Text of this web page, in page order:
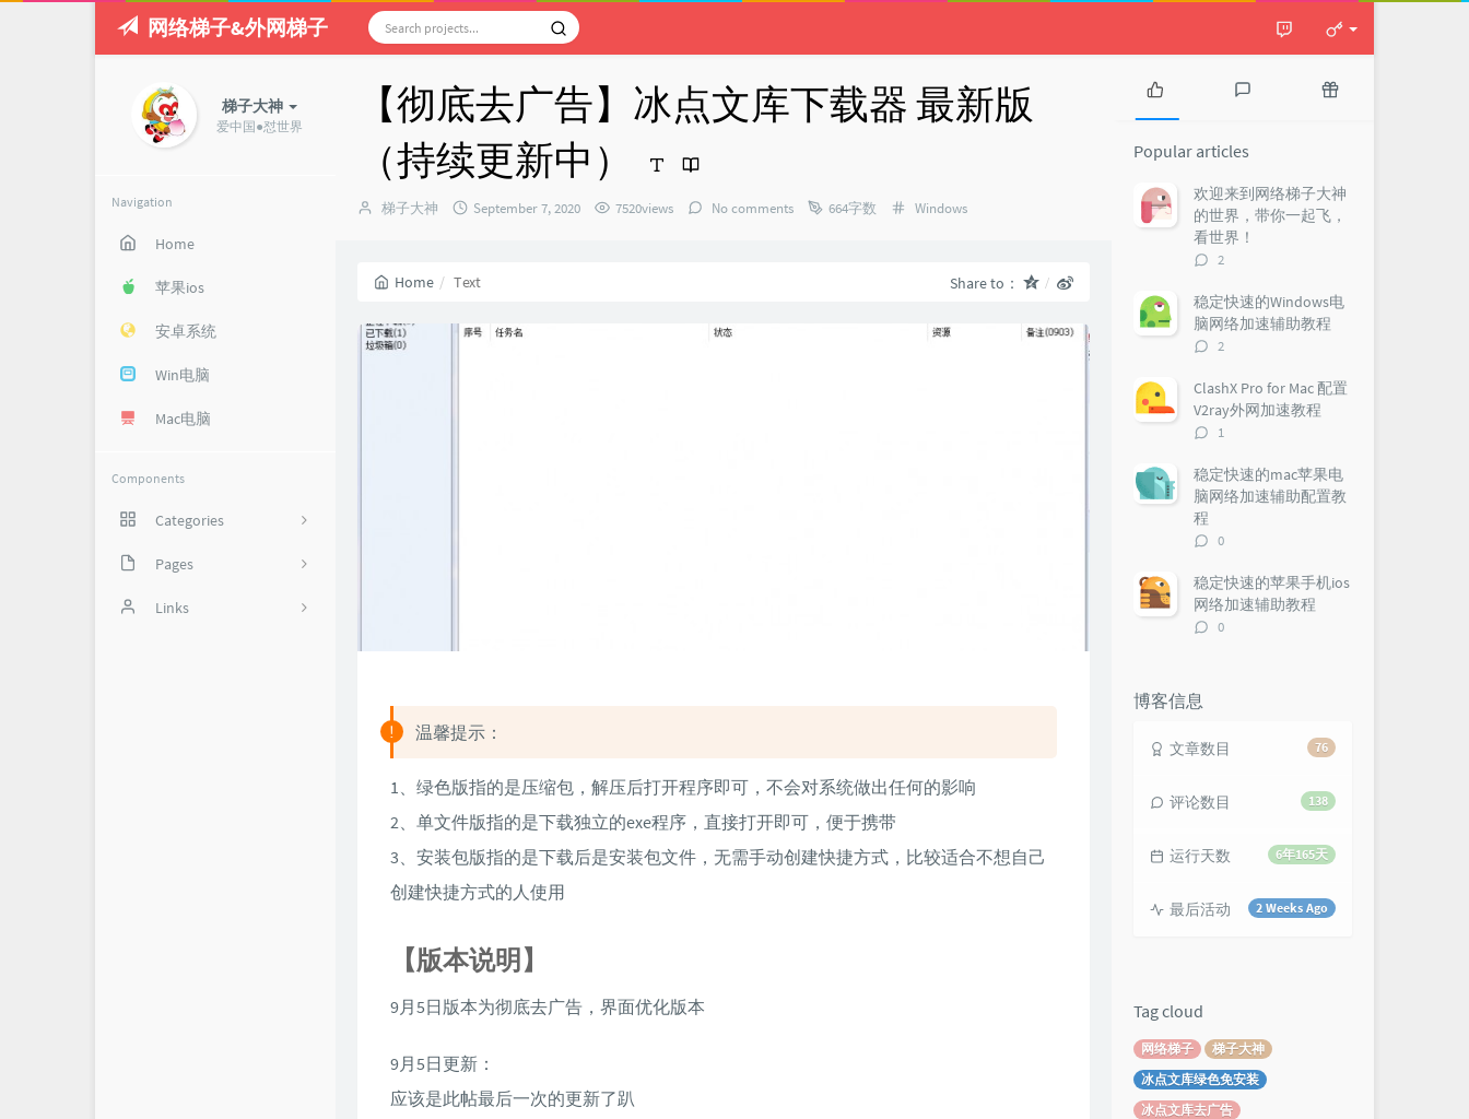
网络梯子&外网梯子
梯子大神
爱中国●怼世界
Navigation
Home
苹果ios
安卓系统
Win电脑
Mac电脑
Components
Categories
35
网络技巧
实用软件
Pages
备份页
Links
【彻底去广告】冰点文库下载器 最新版
（持续更新中）
Author：
梯子大神
发
September 7, 2020 7520views No comments 664字数 Categories：
Windows
Home Text Share to：
温馨提示：
1、绿色版指的是压缩包，解压后打开程序即可，不会对系统做出任何的影响
2、单文件版指的是下载独立的exe程序，直接打开即可，便于携带
3、安装包版指的是下载后是安装包文件，无需手动创建快捷方式，比较适合不想自己
创建快捷方式的人使用
【版本说明】
9月5日版本为彻底去广告，界面优化版本
9月5日更新：
应该是此帖最后一次的更新了趴
P
p
u
l
a
r
t
i
l
e
s
t
e
s
t
m
m
t
s
d
o
m
t
i
c
e
Popular articles
欢迎来到网络梯子大神
的世界，带你一起飞，
看世界！
评
数：
2
稳定快速的Windows电
脑网络加速辅助教程
评
数：
2
ClashX Pro for Mac 配置
V2ray外网加速教程
评
数：
1
稳定快速的mac苹果电
脑网络加速辅助配置教
程
评
数：
0
稳定快速的苹果手机ios
网络加速辅助教程
评
0
博客信息
76
文章数目
138
评论数目
6年165天
运行天数
2 Weeks Ago
最后活动
Tag cloud
网络梯子
梯子大神
冰点文库绿色免安装
冰点文库去广告